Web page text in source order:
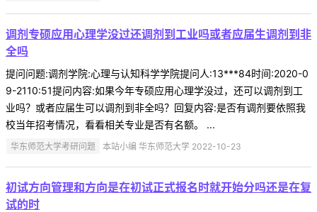
调剂专硕应用心理学没过还调剂到工业吗或者应届生调剂到非
全吗
提问问题:调剂学院:心理与认知科学学院提问人:13***84时间:2020-0
9-2110:51提问内容:如果今年专硕应用心理学没过，还可以调剂到工
业吗？或者应届生可以调剂到非全吗？回复内容:是否有调剂要依照我
校当年招考情况，看看相关专业是否有名额。 ...
华东师范大学考研问题 本站小编 华东师范大学 2022-10-23
初试方向管理和方向是在初试正式报名时就开始分吗还是在复
试的时